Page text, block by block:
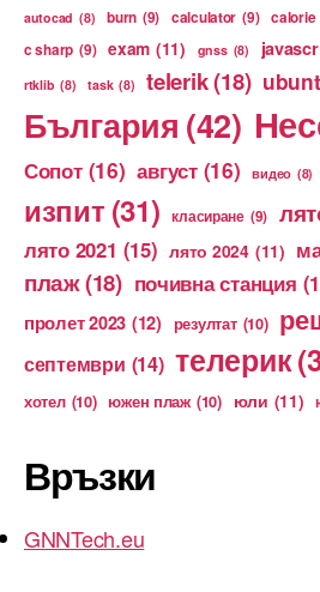
autocad (8) burn (9) calculator (9) calorie
c sharp (9) exam (11) gnss (8)
rtklib (8) task (8) telerik(18)
България (42)
Сопот (16) август (16) видео (8)
изпит (31) класиране (9)
лято 2021 (15) лято 2024 (11)
плаж(18) почивна станция
пролет 2023 (12) резултат (10)
септември (14) телерик
хотел (10) южен плаж (10) юли (11)
Връзки
GNNTech.eu